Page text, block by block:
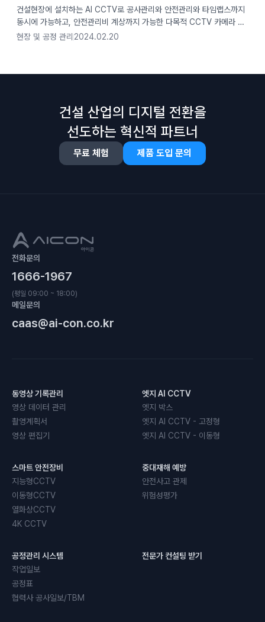
건설현장에 설치하는 AI CCTV로 공사관리와 안전관리와 타임랩스까지
동시에 가능하고, 안전관리비 계상까지 가능한 다목적 CCTV 카메라 입
니다.
현장 및 공정 관리 2024.02.20
건설 산업의 디지털 전환을
선도하는 혁신적 파트너
무료 체험 제품 도입 문의
전화문의
1666-1967
(평일 09:00 ~ 18:00)
메일문의
caas@ai-con.co.kr
동영상 기록관리
영상 데이터 관리
촬영계획서
영상 편집기
엣지 AI CCTV
엣지 박스
엣지 AI CCTV - 고정형
엣지 AI CCTV - 이동형
스마트 안전장비
지능형CCTV
이동형CCTV
열화상CCTV
4K CCTV
중대재해 예방
안전사고 관제
위험성평가
공정관리 시스템
작업일보
공정표
협력사 공사일보/TBM
전문가 컨설팅 받기